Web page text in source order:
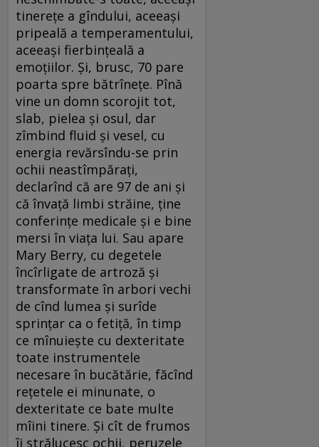
tinerețe a gîndului, aceeași
pripeală a temperamentului,
aceeași fierbințeală a
emoțiilor. Și, brusc, 70 pare
poarta spre bătrînețe. Pînă
vine un domn scorojit tot,
slab, pielea și osul, dar
zîmbind fluid și vesel, cu
energia revărsîndu-se prin
ochii neastîmpărați,
declarînd că are 97 de ani și
că învață limbi străine, ține
conferințe medicale și e bine
mersi în viața lui. Sau apare
Mary Berry, cu degetele
încîrligate de artroză și
transformate în arbori vechi
de cînd lumea și surîde
sprințar ca o fetiță, în timp
ce mînuiește cu dexteritate
toate instrumentele
necesare în bucătărie, făcînd
rețetele ei minunate, o
dexteritate ce bate multe
mîini tinere. Și cît de frumos
îi strălucesc ochii, peruzele